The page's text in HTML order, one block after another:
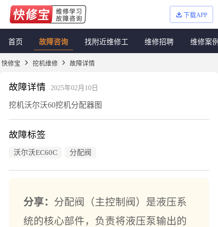
下载APP
首页 故障咨询 找附近维修工 维修招聘 维修案
快修宝 挖机维修 故障详情
故障详情 2025年02月10日
挖机沃尔沃60挖机分配器图
故障标签
沃尔沃EC60C 分配阀
分享： 分配阀（主控制阀）是液压系
统的核心部件，负责将液压泵输出的